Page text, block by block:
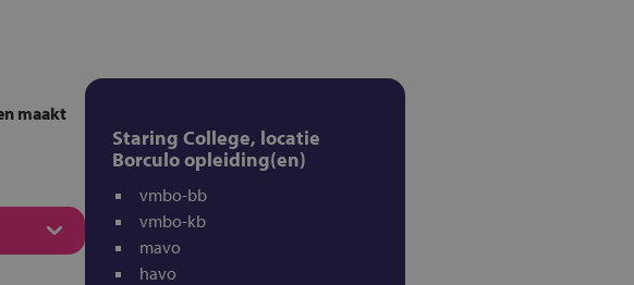
maakt
Staring College, locatie
Borculo opleiding(en)
vmbo-bb
vmbo-kb
mavo
havo